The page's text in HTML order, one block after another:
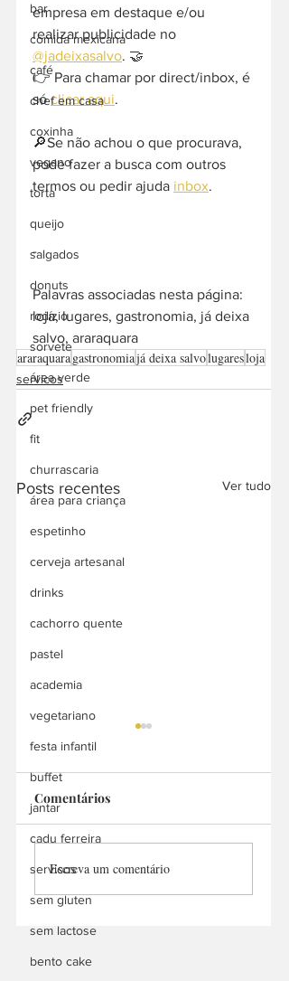
bar
comida mexicana
café
chef em casa
coxinha
vegano
torta
queijo
salgados
donuts
rodízio
sorvete
área verde
pet friendly
fit
churrascaria
área para criança
espetinho
cerveja artesanal
drinks
cachorro quente
pastel
academia
vegetariano
festa infantil
buffet
jantar
cadu ferreira
servicos
sem gluten
sem lactose
bento cake
empresa em destaque e/ou
realizar publicidade no
@jadeixasalvo. 🤝
👉 Para chamar por direct/inbox, é
só clicar aqui.
🔎Se não achou o que procurava,
pode fazer a busca com outros
termos ou pedir ajuda inbox.
-
Palavras associadas nesta página:
loja, lugares, gastronomia, já deixa
salvo, araraquara
araraquaragastronomiajá deixa salvolugaresloja
servicos
Posts recentes Ver tudo
Comentários
Escreva um comentário